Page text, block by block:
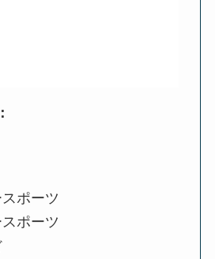
ポーツ
ポーツ